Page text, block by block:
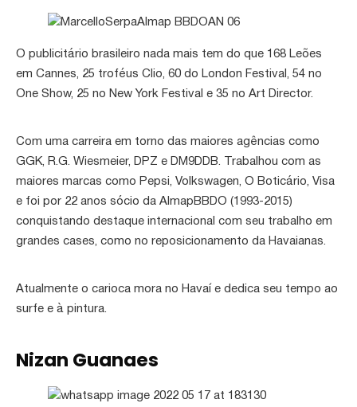
O publicitário brasileiro nada mais tem do que 168 Leões
em Cannes, 25 troféus Clio, 60 do London Festival, 54 no
One Show, 25 no New York Festival e 35 no Art Director.
Com uma carreira em torno das maiores agências como
GGK, R.G. Wiesmeier, DPZ e DM9DDB. Trabalhou com as
maiores marcas como Pepsi, Volkswagen, O Boticário, Visa
e foi por 22 anos sócio da AlmapBBDO (1993-2015)
conquistando destaque internacional com seu trabalho em
grandes cases, como no reposicionamento da Havaianas.
Atualmente o carioca mora no Havaí e dedica seu tempo ao
surfe e à pintura.
Nizan Guanaes